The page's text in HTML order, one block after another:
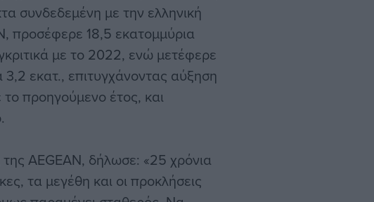
συνδεδεμένη με την ελληνική
προσέφερε 18,5 εκατομμύρια
με το 2022, ενώ μετέφερε
εκατ., επιτυγχάνοντας αύξηση
προηγούμενο έτος, και
AEGEAN, δήλωσε: «25 χρόνια
τα μεγέθη και οι προκλήσεις